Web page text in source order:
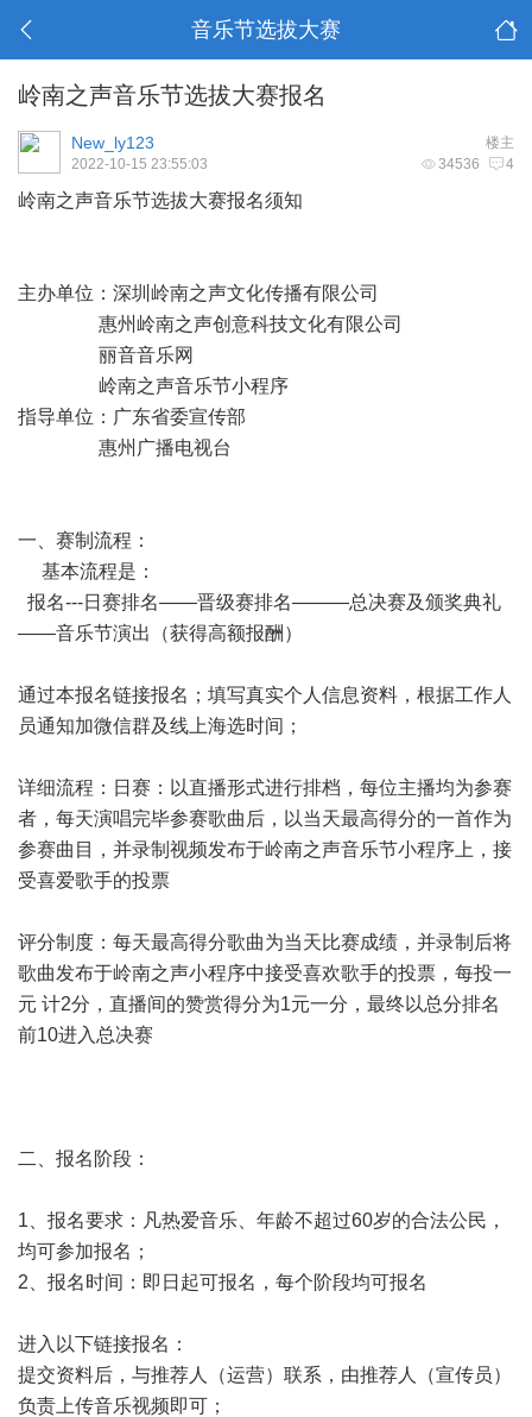
音乐节选拔大赛
岭南之声音乐节选拔大赛报名
楼主
New_ly123
34536 4
2022-10-15 23:55:03
岭南之声音乐节选拔大赛报名须知
主办单位：深圳岭南之声文化传播有限公司
惠州岭南之声创意科技文化有限公司
丽音音乐网
岭南之声音乐节小程序
指导单位：广东省委宣传部
惠州广播电视台
一、赛制流程：
基本流程是：
报名---日赛排名——晋级赛排名———总决赛及颁奖典礼
——音乐节演出（获得高额报酬）
通过本报名链接报名；填写真实个人信息资料，根据工作人
员通知加微信群及线上海选时间；
详细流程：日赛：以直播形式进行排档，每位主播均为参赛
者，每天演唱完毕参赛歌曲后，以当天最高得分的一首作为
参赛曲目，并录制视频发布于岭南之声音乐节小程序上，接
受喜爱歌手的投票
评分制度：每天最高得分歌曲为当天比赛成绩，并录制后将
歌曲发布于岭南之声小程序中接受喜欢歌手的投票，每投一
元 计2分，直播间的赞赏得分为1元一分，最终以总分排名
前10进入总决赛
二、报名阶段：
1、报名要求：凡热爱音乐、年龄不超过60岁的合法公民，
均可参加报名；
2、报名时间：即日起可报名，每个阶段均可报名
进入以下链接报名：
提交资料后，与推荐人（运营）联系，由推荐人（宣传员）
负责上传音乐视频即可；